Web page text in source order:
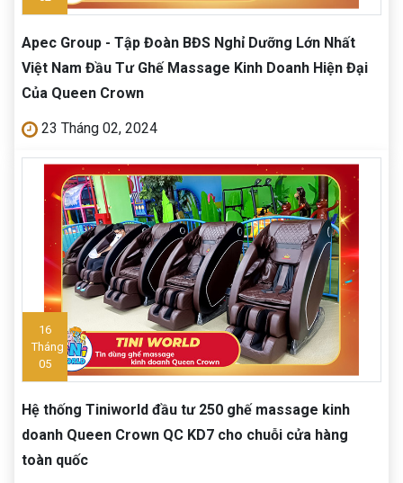
Apec Group - Tập Đoàn BĐS Nghỉ Dưỡng Lớn Nhất
Việt Nam Đầu Tư Ghế Massage Kinh Doanh Hiện Đại
Của Queen Crown
23 Tháng 02, 2024
16
Tháng
05
Hệ thống Tiniworld đầu tư 250 ghế massage kinh
doanh Queen Crown QC KD7 cho chuỗi cửa hàng
toàn quốc